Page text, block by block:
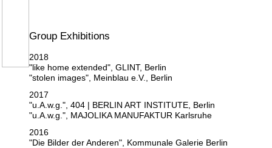
Group Exhibitions
2018
"like home extended", GLINT, Berlin
"stolen images", Meinblau e.V., Berlin
2017
"u.A.w.g.", 404 | BERLIN ART INSTITUTE, Berlin
"u.A.w.g.", MAJOLIKA MANUFAKTUR Karlsruhe
2016
"Die Bilder der Anderen", Kommunale Galerie Berlin